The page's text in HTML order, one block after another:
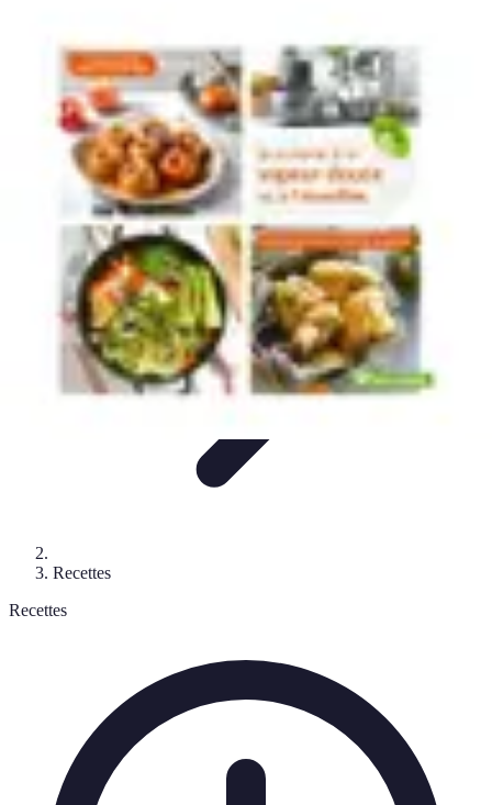
MarinadesRecettes de Poisson
Recettes de Poissons
Recettes
Recettes